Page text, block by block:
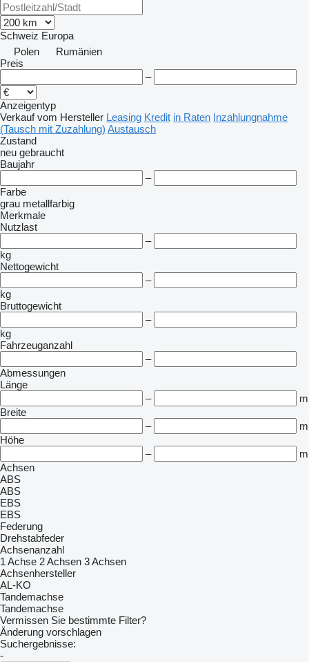
Schweiz Europa
Polen
Rumänien
Preis
–
Anzeigentyp
Verkauf vom Hersteller Leasing Kredit in Raten Inzahlungnahme
(Tausch mit Zuzahlung) Austausch
Zustand
neu gebraucht
Baujahr
–
Farbe
grau metallfarbig
Merkmale
Nutzlast
–
kg
Nettogewicht
–
kg
Bruttogewicht
–
kg
Fahrzeuganzahl
–
Abmessungen
Länge
–
m
Breite
–
m
Höhe
–
m
Achsen
ABS
ABS
EBS
EBS
Federung
Drehstabfeder
Achsenanzahl
1 Achse 2 Achsen 3 Achsen
Achsenhersteller
AL-KO
Tandemachse
Tandemachse
Vermissen Sie bestimmte Filter?
Änderung vorschlagen
Suchergebnisse:
-